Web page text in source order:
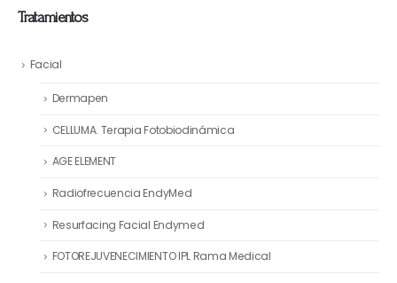
Tratamientos
Facial
Dermapen
CELLUMA. Terapia Fotobiodinámica
AGE ELEMENT
Radiofrecuencia EndyMed
Resurfacing Facial Endymed
FOTOREJUVENECIMIENTO IPL Rama Medical